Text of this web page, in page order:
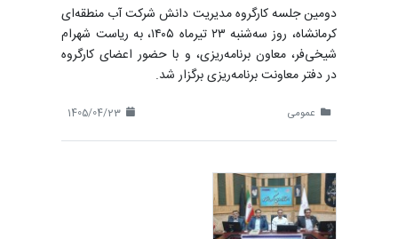
دومین جلسه کارگروه مدیریت دانش شرکت آب منطقه‌ای
کرمانشاه، روز سه‌شنبه ۲۳ تیرماه ۱۴۰۵، به ریاست شهرام
شیخی‌فر، معاون برنامه‌ریزی، و با حضور اعضای کارگروه
در دفتر معاونت برنامه‌ریزی برگزار شد.
عمومی